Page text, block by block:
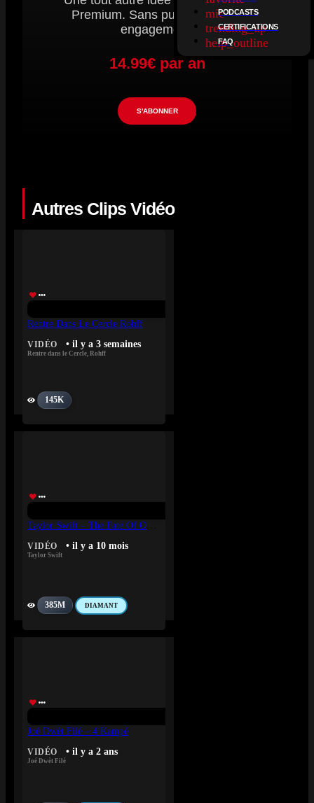
micPODCASTS
trending_up
CERTIFICATIONS
help_outline
FAQ
Premium. Sans publicité. Sans
engagement.
14.99€ par an
S'ABONNER
Autres Clips Vidéo
Rentre Dans Le Cercle Rohff
VIDÉO • il y a 3 semaines
Rentre dans le Cercle, Rohff
145K
VIDÉO • il y a 10 mois
Taylor Swift
385M DIAMANT
Joé Dwèt Filé – 4 Kampé
VIDÉO • il y a 2 ans
Joé Dwèt Filé